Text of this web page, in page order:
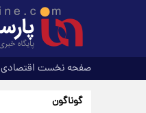
صفحه نخست اقتصادی
گوناگون